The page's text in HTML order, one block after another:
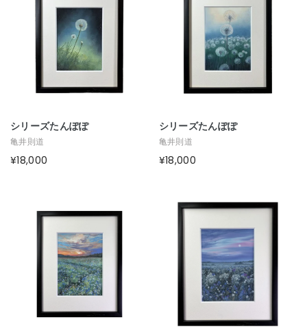
シリーズたんぽぽ
亀井則道
¥18,000
シリーズたんぽぽ
亀井則道
¥18,000